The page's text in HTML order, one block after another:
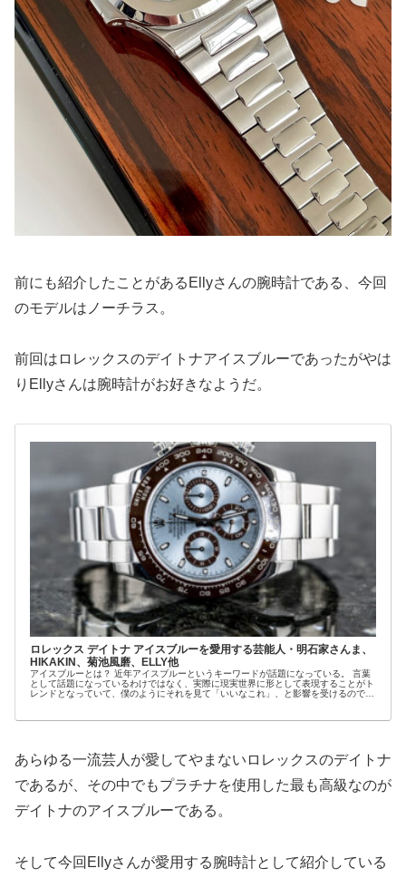
前にも紹介したことがあるEllyさんの腕時計である、今回
のモデルはノーチラス。
前回はロレックスのデイトナアイスブルーであったがやは
りEllyさんは腕時計がお好きなようだ。
ロレックス デイトナ アイスブルーを愛用する芸能人・明石家さんま、
HIKAKIN、菊池風磨、ELLY他
アイスブルーとは？ 近年アイスブルーというキーワードが話題になっている。 言葉
として話題になっているわけではなく、実際に現実世界に形として表現することがト
レンドとなっていて、僕のようにそれを見て「いいなこれ」、と影響を受けるのであ
あらゆる一流芸人が愛してやまないロレックスのデイトナ
であるが、その中でもプラチナを使用した最も高級なのが
デイトナのアイスブルーである。
そして今回Ellyさんが愛用する腕時計として紹介している